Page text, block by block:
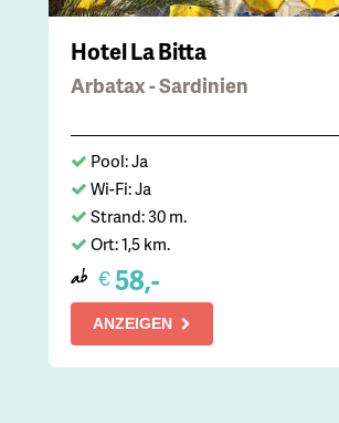
Hotel La Bitta
Arbatax - Sardinien
Pool: Ja
Wi-Fi: Ja
Strand: 30 m.
Ort: 1,5 km.
ab €58,-
ANZEIGEN